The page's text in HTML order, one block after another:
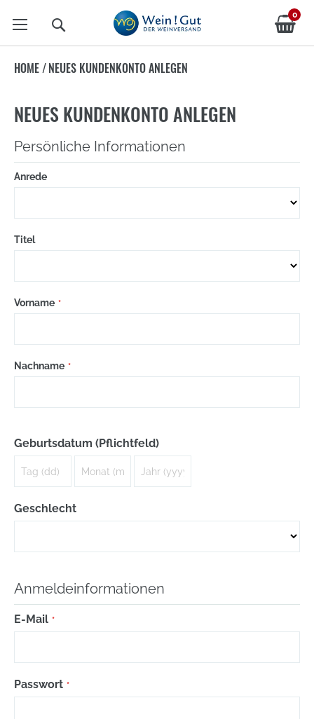
0
HOME/NEUES KUNDENKONTO ANLEGEN
NEUES KUNDENKONTO ANLEGEN
Persönliche Informationen
Anrede
Titel
Vorname
Nachname
Geburtsdatum (Pflichtfeld)
Geschlecht
Anmeldeinformationen
E-Mail
Passwort